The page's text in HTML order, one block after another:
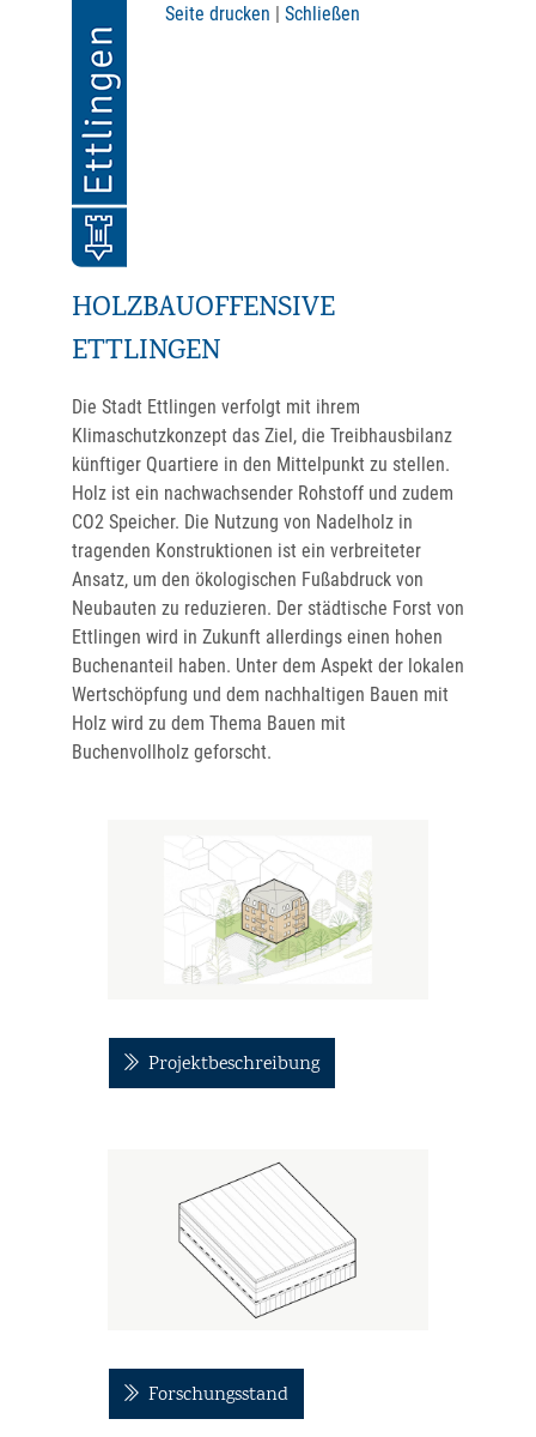
Seite drucken | Schließen
HOLZBAUOFFENSIVE
ETTLINGEN
Die Stadt Ettlingen verfolgt mit ihrem
Klimaschutzkonzept das Ziel, die Treibhausbilanz
künftiger Quartiere in den Mittelpunkt zu stellen.
Holz ist ein nachwachsender Rohstoff und zudem
CO2 Speicher. Die Nutzung von Nadelholz in
tragenden Konstruktionen ist ein verbreiteter
Ansatz, um den ökologischen Fußabdruck von
Neubauten zu reduzieren. Der städtische Forst von
Ettlingen wird in Zukunft allerdings einen hohen
Buchenanteil haben. Unter dem Aspekt der lokalen
Wertschöpfung und dem nachhaltigen Bauen mit
Holz wird zu dem Thema Bauen mit
Buchenvollholz geforscht.
Projektbeschreibung
Forschungsstand